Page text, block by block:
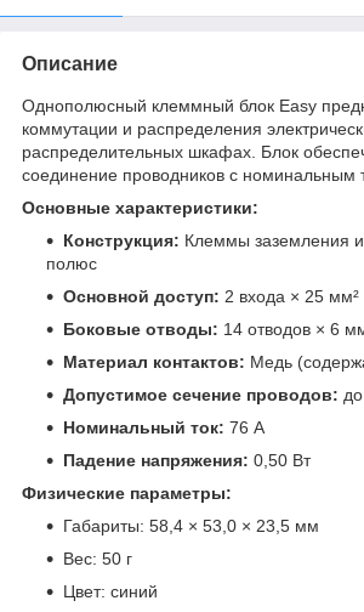
Описание
Однополюсный клеммный блок Easy
коммутации и распределения
распределительных шкафах. Блок
соединение проводников с номинальным
Основные характеристики:
Конструкция: Клеммы заземления
полюс
Основной доступ: 2 входа × 25 мм²
Боковые отводы: 14 отводов × 6
Материал контактов: Медь
Допустимое сечение проводов:
Номинальный ток: 76 А
Падение напряжения: 0,50 Вт
Физические параметры:
Габариты: 58,4 × 53,0 × 23,5 мм
Вес: 50 г
Цвет: синий